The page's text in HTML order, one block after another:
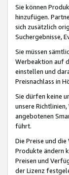
Sie können
hinzufügen.
sich zusätzlich
Suchergebnisse,
Sie müssen
Werbeaktion auf
einstellen und
Preisnachlass in
Sie dürfen keine
unsere
angebotenen
führt.
Die Preise und
Produkte ändern
Preisen und
der Lizenz